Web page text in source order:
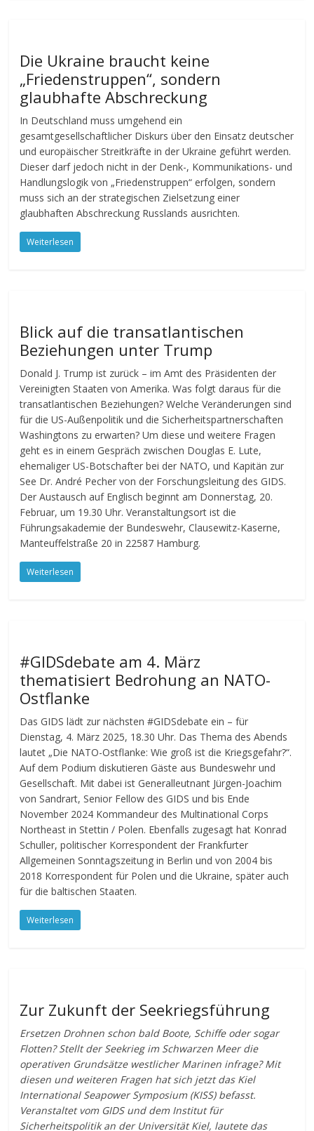
Die Ukraine braucht keine
„Friedenstruppen“, sondern
glaubhafte Abschreckung
In Deutschland muss umgehend ein
gesamtgesellschaftlicher Diskurs über den Einsatz deutscher
und europäischer Streitkräfte in der Ukraine geführt werden.
Dieser darf jedoch nicht in der Denk-, Kommunikations- und
Handlungslogik von „Friedenstruppen“ erfolgen, sondern
muss sich an der strategischen Zielsetzung einer
glaubhaften Abschreckung Russlands ausrichten.
Weiterlesen
Blick auf die transatlantischen
Beziehungen unter Trump
Donald J. Trump ist zurück – im Amt des Präsidenten der
Vereinigten Staaten von Amerika. Was folgt daraus für die
transatlantischen Beziehungen? Welche Veränderungen sind
für die US-Außenpolitik und die Sicherheitspartnerschaften
Washingtons zu erwarten? Um diese und weitere Fragen
geht es in einem Gespräch zwischen Douglas E. Lute,
ehemaliger US-Botschafter bei der NATO, und Kapitän zur
See Dr. André Pecher von der Forschungsleitung des GIDS.
Der Austausch auf Englisch beginnt am Donnerstag, 20.
Februar, um 19.30 Uhr. Veranstaltungsort ist die
Führungsakademie der Bundeswehr, Clausewitz-Kaserne,
Manteuffelstraße 20 in 22587 Hamburg.
Weiterlesen
#GIDSdebate am 4. März
thematisiert Bedrohung an NATO-
Ostflanke
Das GIDS lädt zur nächsten #GIDSdebate ein – für
Dienstag, 4. März 2025, 18.30 Uhr. Das Thema des Abends
lautet „Die NATO-Ostflanke: Wie groß ist die Kriegsgefahr?“.
Auf dem Podium diskutieren Gäste aus Bundeswehr und
Gesellschaft. Mit dabei ist Generalleutnant Jürgen-Joachim
von Sandrart, Senior Fellow des GIDS und bis Ende
November 2024 Kommandeur des Multinational Corps
Northeast in Stettin / Polen. Ebenfalls zugesagt hat Konrad
Schuller, politischer Korrespondent der Frankfurter
Allgemeinen Sonntagszeitung in Berlin und von 2004 bis
2018 Korrespondent für Polen und die Ukraine, später auch
für die baltischen Staaten.
Weiterlesen
Zur Zukunft der Seekriegsführung
Ersetzen Drohnen schon bald Boote, Schiffe oder sogar
Flotten? Stellt der Seekrieg im Schwarzen Meer die
operativen Grundsätze westlicher Marinen infrage? Mit
diesen und weiteren Fragen hat sich jetzt das Kiel
International Seapower Symposium (KISS) befasst.
Veranstaltet vom GIDS und dem Institut für
Sicherheitspolitik an der Universität Kiel, lautete das